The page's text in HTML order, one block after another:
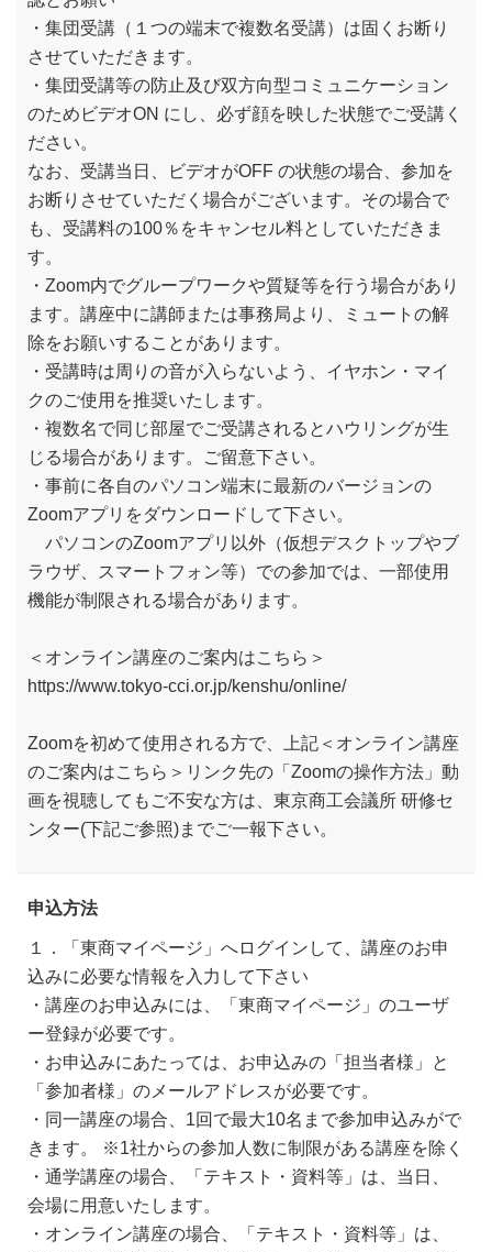
・集団受講（１つの端末で複数名受講）は固くお断り
させていただきます。
・集団受講等の防止及び双方向型コミュニケーション
のためビデオON にし、必ず顔を映した状態でご受講く
ださい。
なお、受講当日、ビデオがOFF の状態の場合、参加を
お断りさせていただく場合がございます。その場合で
も、受講料の100％をキャンセル料としていただきま
す。
・Zoom内でグループワークや質疑等を行う場合があり
ます。講座中に講師または事務局より、ミュートの解
除をお願いすることがあります。
・受講時は周りの音が入らないよう、イヤホン・マイ
クのご使用を推奨いたします。
・複数名で同じ部屋でご受講されるとハウリングが生
じる場合があります。ご留意下さい。
・事前に各自のパソコン端末に最新のバージョンの
Zoomアプリをダウンロードして下さい。
パソコンのZoomアプリ以外（仮想デスクトップやブ
ラウザ、スマートフォン等）での参加では、一部使用
機能が制限される場合があります。
＜オンライン講座のご案内はこちら＞
https://www.tokyo-cci.or.jp/kenshu/online/
Zoomを初めて使用される方で、上記＜オンライン講座
のご案内はこちら＞リンク先の「Zoomの操作方法」動
画を視聴してもご不安な方は、東京商工会議所 研修セ
ンター(下記ご参照)までご一報下さい。
申込方法
１．「東商マイページ」へログインして、講座のお申
込みに必要な情報を入力して下さい
・講座のお申込みには、「東商マイページ」のユーザ
ー登録が必要です。
・お申込みにあたっては、お申込みの「担当者様」と
「参加者様」のメールアドレスが必要です。
・同一講座の場合、1回で最大10名まで参加申込みがで
きます。 ※1社からの参加人数に制限がある講座を除く
・通学講座の場合、「テキスト・資料等」は、当日、
会場に用意いたします。
・オンライン講座の場合、「テキスト・資料等」は、